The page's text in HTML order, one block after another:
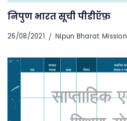
निपुण भारत सूची पीडीऍफ़
26/08/2021 Nipun Bharat Mission